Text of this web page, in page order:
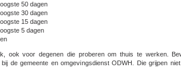
50 dagen
30 dagen
15 dagen
5 dagen
ook voor degenen die proberen om thuis te werken.
de gemeente en omgevingsdienst ODWH. Die grijpen